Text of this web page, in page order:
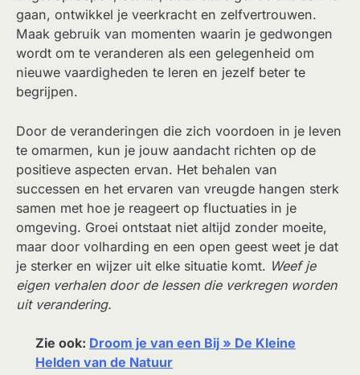
gaan, ontwikkel je veerkracht en zelfvertrouwen.
Maak gebruik van momenten waarin je gedwongen
wordt om te veranderen als een gelegenheid om
nieuwe vaardigheden te leren en jezelf beter te
begrijpen.
Door de veranderingen die zich voordoen in je leven
te omarmen, kun je jouw aandacht richten op de
positieve aspecten ervan. Het behalen van
successen en het ervaren van vreugde hangen sterk
samen met hoe je reageert op fluctuaties in je
omgeving. Groei ontstaat niet altijd zonder moeite,
maar door volharding en een open geest weet je dat
je sterker en wijzer uit elke situatie komt. Weef je
eigen verhalen door de lessen die verkregen worden
uit verandering.
Zie ook: Droom je van een Bij » De Kleine
Helden van de Natuur